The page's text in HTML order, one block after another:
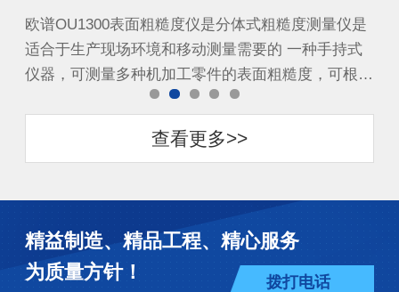
欧谱OU1300表面粗糙度仪是分体式粗糙度测量仪是
适合于生产现场环境和移动测量需要的 一种手持式
仪器，可测量多种机加工零件的表面粗糙度，可根…
查看更多>>
精益制造、精品工程、精心服务
为质量方针！
拨打电话